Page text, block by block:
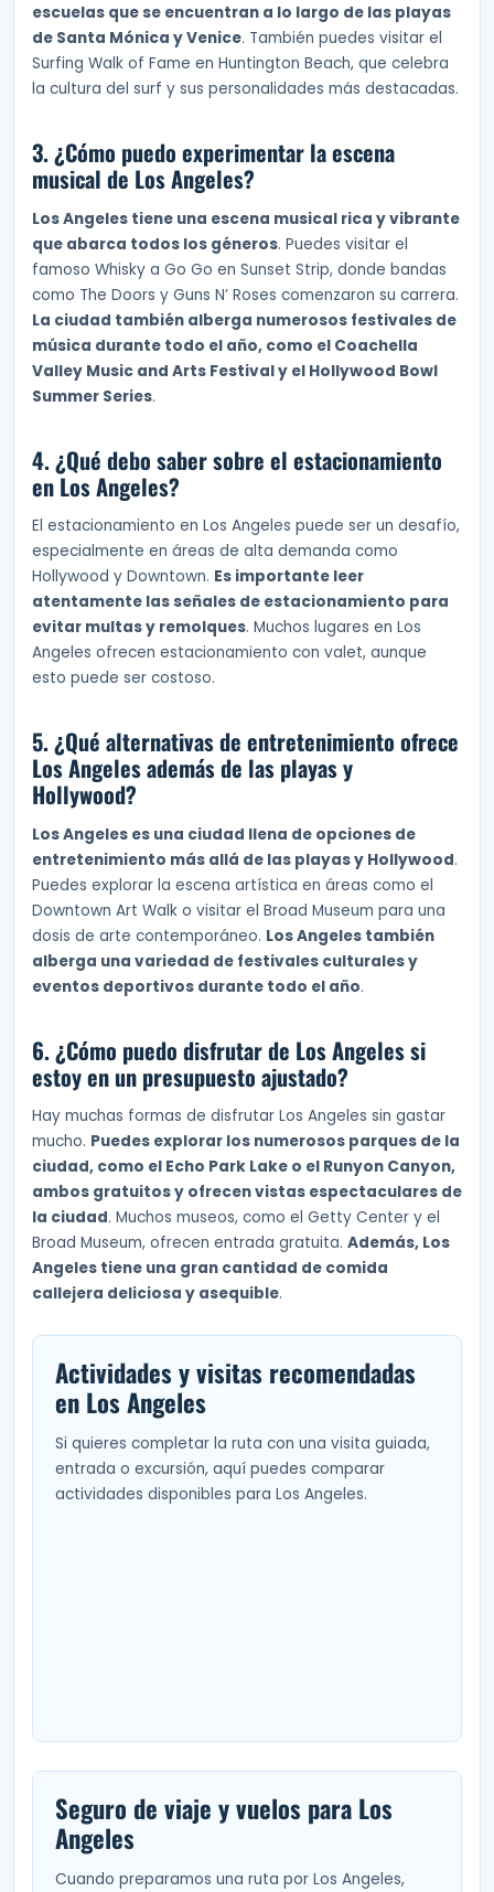
escuelas que se encuentran a lo largo de las playas
de Santa Mónica y Venice. También puedes visitar el
Surfing Walk of Fame en Huntington Beach, que celebra
la cultura del surf y sus personalidades más destacadas.
3. ¿Cómo puedo experimentar la escena
musical de Los Angeles?
Los Angeles tiene una escena musical rica y vibrante
que abarca todos los géneros. Puedes visitar el
famoso Whisky a Go Go en Sunset Strip, donde bandas
como The Doors y Guns N’ Roses comenzaron su carrera.
La ciudad también alberga numerosos festivales de
música durante todo el año, como el Coachella
Valley Music and Arts Festival y el Hollywood Bowl
Summer Series.
4. ¿Qué debo saber sobre el estacionamiento
en Los Angeles?
El estacionamiento en Los Angeles puede ser un desafío,
especialmente en áreas de alta demanda como
Hollywood y Downtown. Es importante leer
atentamente las señales de estacionamiento para
evitar multas y remolques. Muchos lugares en Los
Angeles ofrecen estacionamiento con valet, aunque
esto puede ser costoso.
5. ¿Qué alternativas de entretenimiento ofrece
Los Angeles además de las playas y
Hollywood?
Los Angeles es una ciudad llena de opciones de
entretenimiento más allá de las playas y Hollywood.
Puedes explorar la escena artística en áreas como el
Downtown Art Walk o visitar el Broad Museum para una
dosis de arte contemporáneo. Los Angeles también
alberga una variedad de festivales culturales y
eventos deportivos durante todo el año.
6. ¿Cómo puedo disfrutar de Los Angeles si
estoy en un presupuesto ajustado?
Hay muchas formas de disfrutar Los Angeles sin gastar
mucho. Puedes explorar los numerosos parques de la
ciudad, como el Echo Park Lake o el Runyon Canyon,
ambos gratuitos y ofrecen vistas espectaculares de
la ciudad. Muchos museos, como el Getty Center y el
Broad Museum, ofrecen entrada gratuita. Además, Los
Angeles tiene una gran cantidad de comida
callejera deliciosa y asequible.
Actividades y visitas recomendadas
en Los Angeles
Si quieres completar la ruta con una visita guiada,
entrada o excursión, aquí puedes comparar
actividades disponibles para Los Angeles.
Seguro de viaje y vuelos para Los
Angeles
Cuando preparamos una ruta por Los Angeles,